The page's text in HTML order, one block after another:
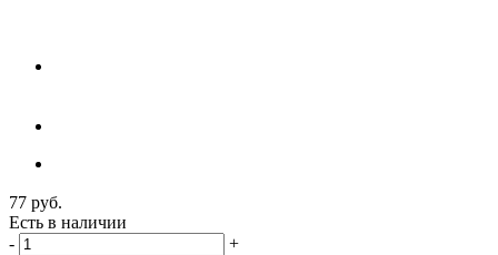
77 руб.
Есть в наличии
-
+